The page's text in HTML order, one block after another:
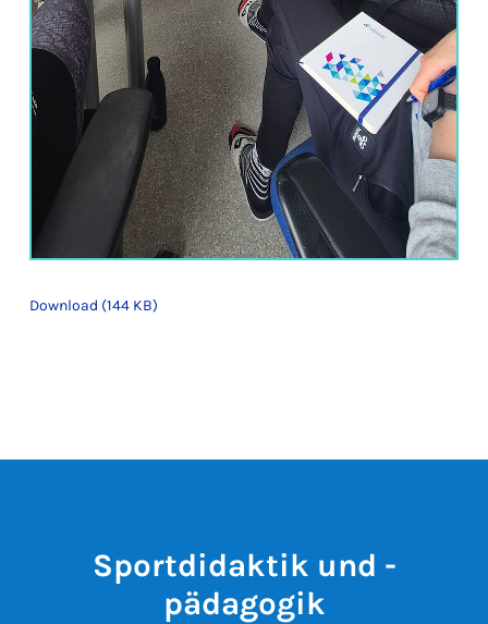
Download (144 KB)
Sportdidaktik und -
pädagogik